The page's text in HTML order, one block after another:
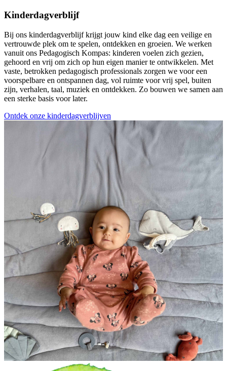
Kinderdagverblijf
Bij ons kinderdagverblijf krijgt jouw kind elke dag een veilige en
vertrouwde plek om te spelen, ontdekken en groeien. We werken
vanuit ons Pedagogisch Kompas: kinderen voelen zich gezien,
gehoord en vrij om zich op hun eigen manier te ontwikkelen. Met
vaste, betrokken pedagogisch professionals zorgen we voor een
voorspelbare en ontspannen dag, vol ruimte voor vrij spel, buiten
zijn, verhalen, taal, muziek en ontdekken. Zo bouwen we samen aan
een sterke basis voor later.
Ontdek onze kinderdagverblijven